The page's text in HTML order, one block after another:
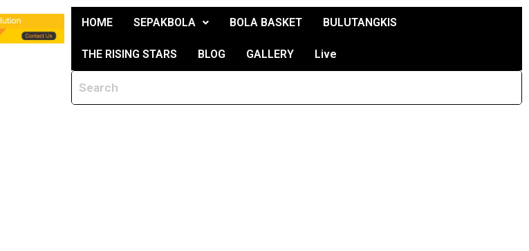
HOME SEPAKBOLA BOLA BASKET BULUTANGKIS
THE RISING STARS BLOG GALLERY Live